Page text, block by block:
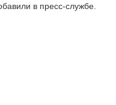
в пресс-службе.